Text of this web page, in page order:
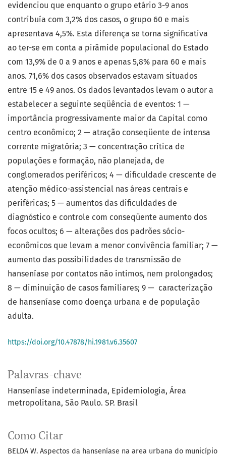
Palavras-chave
Hanseníase indeterminada Epidemiologia Área
metropolitana São Paulo. SP. Brasil
Como Citar
BELDA W. Aspectos da hanseníase na area urbana do município
evidenciou que enquanto o grupo etário 3-9 anos
contribuía com 3,2% dos casos, o grupo 60 e mais
apresentava 4,5%. Esta diferença se torna significativa
ao ter-se em conta a pirâmide populacional do Estado
com 13,9% de 0 a 9 anos e apenas 5,8% para 60 e mais
anos. 71,6% dos casos observados estavam situados
entre 15 e 49 anos. Os dados levantados levam o autor a
estabelecer a seguinte seqüência de eventos: 1 —
importância progressivamente maior da Capital como
centro econômico; 2 — atração conseqüente de intensa
corrente migratória; 3 — concentração crítica de
populações e formação, não planejada, de
conglomerados periféricos; 4 — dificuldade crescente de
atenção médico-assistencial nas áreas centrais e
periféricas; 5 — aumentos das dificuldades de
diagnóstico e controle com conseqüente aumento dos
focos ocultos; 6 — alterações dos padrões sócio-
econômicos que levam a menor convivência familiar; 7 —
aumento das possibilidades de transmissão de
hanseníase por contatos não intimos, nem prolongados;
8 — diminuição de casos familiares; 9 — caracterização
de hanseníase como doença urbana e de população
adulta.
https://doi.org/10.47878/hi.1981.v6.35607